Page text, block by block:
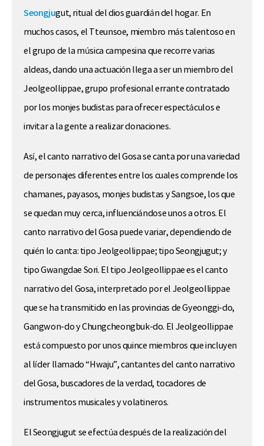
Seongjugut, ritual del dios guardián del hogar. En
muchos casos, el Tteunsoe, miembro más talentoso en
el grupo de la música campesina que recorre varias
aldeas, dando una actuación llega a ser un miembro del
Jeolgeollippae, grupo profesional errante contratado
por los monjes budistas para ofrecer espectáculos e
invitar a la gente a realizar donaciones.
Así, el canto narrativo del Gosa se canta por una variedad
de personajes diferentes entre los cuales comprende los
chamanes, payasos, monjes budistas y Sangsoe, los que
se quedan muy cerca, influenciándose unos a otros. El
canto narrativo del Gosa puede variar, dependiendo de
quién lo canta: tipo Jeolgeollippae; tipo Seongjugut; y
tipo Gwangdae Sori. El tipo Jeolgeollippae es el canto
narrativo del Gosa, interpretado por el Jeolgeollippae
que se ha transmitido en las provincias de Gyeonggi-do,
Gangwon-do y Chungcheongbuk-do. El Jeolgeollippae
está compuesto por unos quince miembros que incluyen
al líder llamado “Hwaju”, cantantes del canto narrativo
del Gosa, buscadores de la verdad, tocadores de
instrumentos musicales y volatineros.
El Seongjugut se efectúa después de la realización del